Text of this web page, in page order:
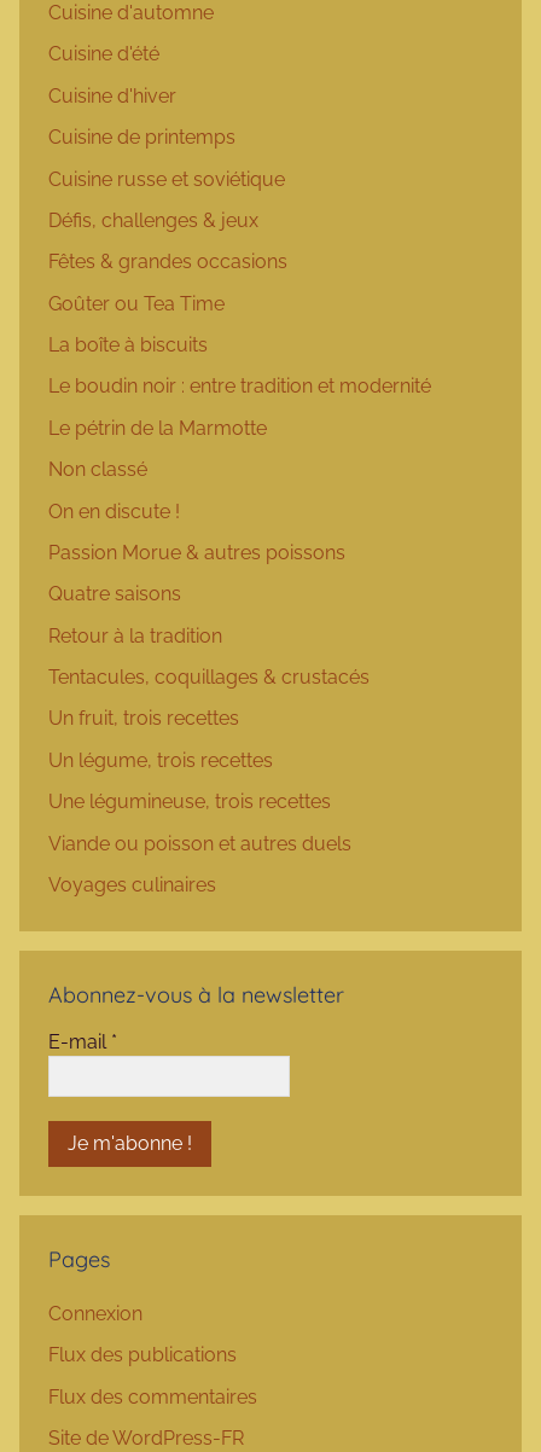
Cuisine d'automne
Cuisine d'été
Cuisine d'hiver
Cuisine de printemps
Cuisine russe et soviétique
Défis, challenges & jeux
Fêtes & grandes occasions
Goûter ou Tea Time
La boîte à biscuits
Le boudin noir : entre tradition et modernité
Le pétrin de la Marmotte
Non classé
On en discute !
Passion Morue & autres poissons
Quatre saisons
Retour à la tradition
Tentacules, coquillages & crustacés
Un fruit, trois recettes
Un légume, trois recettes
Une légumineuse, trois recettes
Viande ou poisson et autres duels
Voyages culinaires
Abonnez-vous à la newsletter
E-mail *
Pages
Connexion
Flux des publications
Flux des commentaires
Site de WordPress-FR